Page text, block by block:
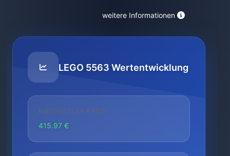
weitere Informationen
LEGO 5563 Wertentwicklung
NIEDRIGSTER PREIS
415.97 €